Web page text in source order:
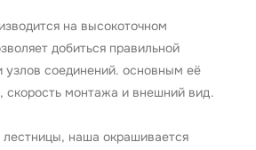
на высокоточном
добиться правильной
узлов соединений. основным её
скорость монтажа и внешний вид.
лестницы, наша окрашивается